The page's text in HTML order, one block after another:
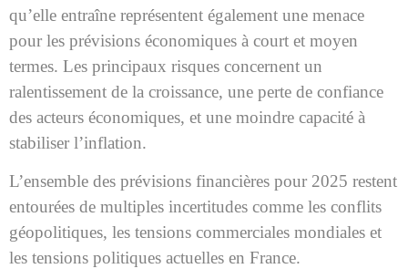
qu’elle entraîne représentent également une menace
pour les prévisions économiques à court et moyen
termes. Les principaux risques concernent un
ralentissement de la croissance, une perte de confiance
des acteurs économiques, et une moindre capacité à
stabiliser l’inflation.
L’ensemble des prévisions financières pour 2025 restent
entourées de multiples incertitudes comme les conflits
géopolitiques, les tensions commerciales mondiales et
les tensions politiques actuelles en France.